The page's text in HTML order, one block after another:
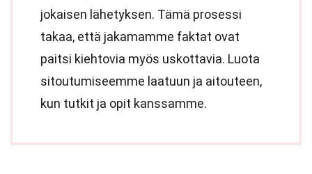
jokaisen lähetyksen. Tämä prosessi
takaa, että jakamamme faktat ovat
paitsi kiehtovia myös uskottavia. Luota
sitoutumiseemme laatuun ja aitouteen,
kun tutkit ja opit kanssamme.